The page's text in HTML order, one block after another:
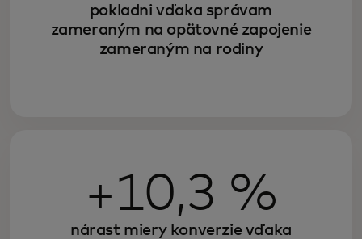
pokladni vďaka správam
zameraným na opätovné zapojenie
zameraným na rodiny
+10,3 %
nárast miery konverzie vďaka